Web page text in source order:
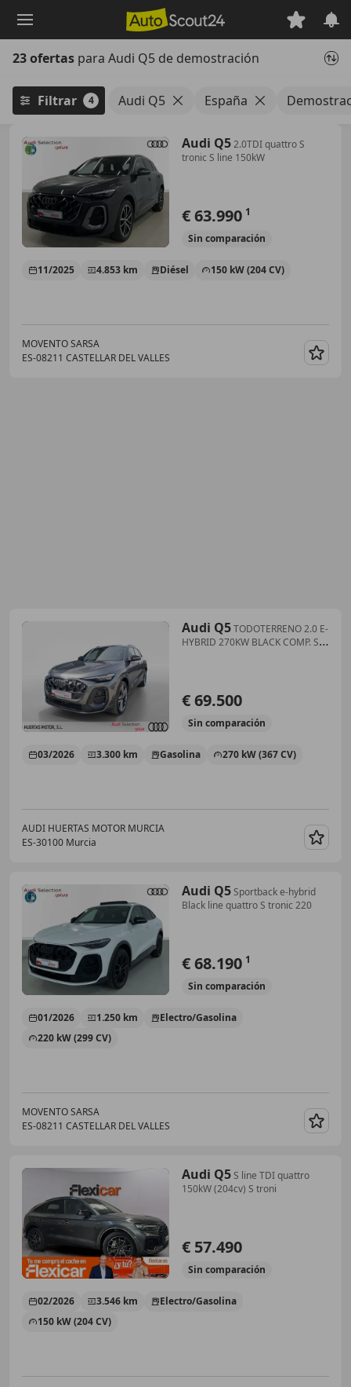
principal
23 ofertas para Audi Q5 de demostración
Filtrar 4 Audi Q5 España
Audi Q52.0TDI quattro S
tronic S line 150kW
€ 63.990 1
Sin comparación
11/2025 4.853 km Diésel 150 kW (204 CV)
MOVENTO SARSA
ES-08211 CASTELLAR DEL VALLES
Audi Q5TODOTERRENO 2.0 E-
HYBRID 270KW BLACK COMP. S
€ 69.500
Sin comparación
03/2026 3.300 km Gasolina 270 kW (367 CV)
AUDI HUERTAS MOTOR MURCIA
ES-30100 Murcia
Audi Q5Sportback e-hybrid
Black line quattro S tronic 220
€ 68.190 1
Sin comparación
01/2026 1.250 km
Electro/Gasolina
220 kW (299 CV)
MOVENTO SARSA
ES-08211 CASTELLAR DEL VALLES
Audi Q5S line TDI quattro
150kW (204cv) S troni
€ 57.490
Sin comparación
02/2026 3.546 km
Electro/Gasolina
150 kW (204 CV)